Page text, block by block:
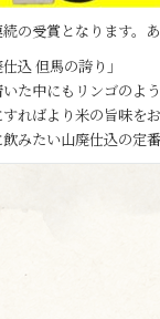
続の受賞となります。
仕込 但馬の誇り」
た中にもリンゴのよ
ればより米の旨味を
みたい山廃仕込の定